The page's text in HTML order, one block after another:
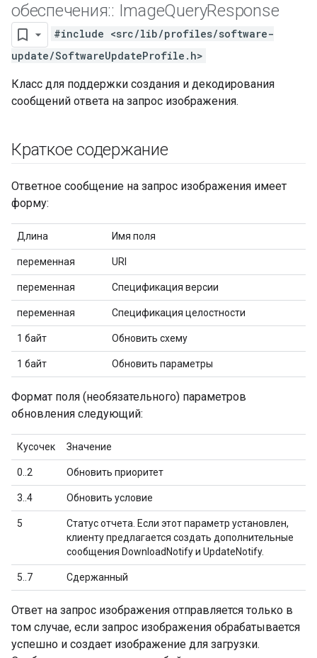
обеспечения:: ImageQueryResponse
#include <src/lib/profiles/software-
update/SoftwareUpdateProfile.h>
Класс для поддержки создания и декодирования
сообщений ответа на запрос изображения.
Краткое содержание
Ответное сообщение на запрос изображения имеет
форму:
Длина Имя поля
переменная URI
переменная Спецификация версии
переменная Спецификация целостности
1 байт Обновить схему
1 байт Обновить параметры
Формат поля (необязательного) параметров
обновления следующий:
Кусочек Значение
0..2 Обновить приоритет
3..4 Обновить условие
5
Статус отчета. Если этот параметр установлен,
клиенту предлагается создать дополнительные
сообщения DownloadNotify и UpdateNotify.
5..7 Сдержанный
Ответ на запрос изображения отправляется только в
том случае, если запрос изображения обрабатывается
успешно и создает изображение для загрузки.